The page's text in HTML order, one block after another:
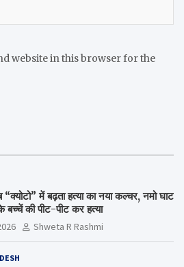
website in this browser for the
में बढ़ता हत्या का नया कल्चर, नमो घाट
बच्चें की पीट-पीट कर हत्या
Shweta R Rashmi